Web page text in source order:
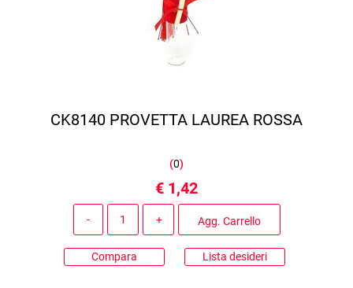
CK8140 PROVETTA LAUREA ROSSA
(0)
€ 1,42
Agg. Carrello
Compara Lista desideri